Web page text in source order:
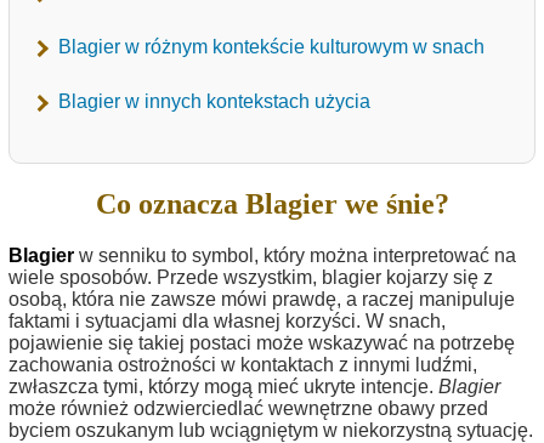
Blagier w różnym kontekście kulturowym w snach
Blagier w innych kontekstach użycia
Co oznacza Blagier we śnie?
Blagier w senniku to symbol, który można interpretować na
wiele sposobów. Przede wszystkim, blagier kojarzy się z
osobą, która nie zawsze mówi prawdę, a raczej manipuluje
faktami i sytuacjami dla własnej korzyści. W snach,
pojawienie się takiej postaci może wskazywać na potrzebę
zachowania ostrożności w kontaktach z innymi ludźmi,
zwłaszcza tymi, którzy mogą mieć ukryte intencje. Blagier
może również odzwierciedlać wewnętrzne obawy przed
byciem oszukanym lub wciągniętym w niekorzystną sytuację.